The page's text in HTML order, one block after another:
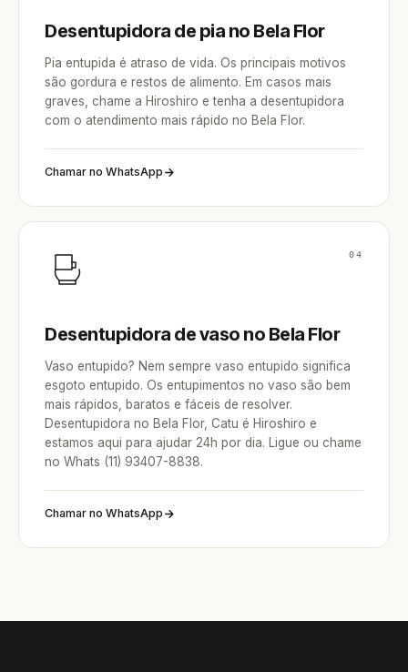
Desentupidora de pia no Bela Flor
Pia entupida é atraso de vida. Os principais motivos
são gordura e restos de alimento. Em casos mais
graves, chame a Hiroshiro e tenha a desentupidora
com o atendimento mais rápido no Bela Flor.
Chamar no WhatsApp
04
Desentupidora de vaso no Bela Flor
Vaso entupido? Nem sempre vaso entupido significa
esgoto entupido. Os entupimentos no vaso são bem
mais rápidos, baratos e fáceis de resolver.
Desentupidora no Bela Flor, Catu é Hiroshiro e
estamos aqui para ajudar 24h por dia. Ligue ou chame
no Whats (11) 93407-8838.
Chamar no WhatsApp